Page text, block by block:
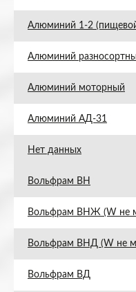
Алюминий 1-2
Алюминий
Алюминий моторный
Алюминий АД-31
Нет данных
Вольфрам ВН
Вольфрам ВНЖ (W не
Вольфрам ВНД (W не
Вольфрам ВД